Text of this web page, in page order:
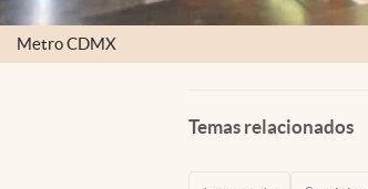
Metro CDMX
Temas relacionados